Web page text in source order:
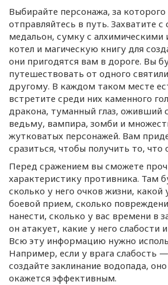
Выбирайте персонажа, за
отправляйтесь в путь. Захватите
медальон, сумку с алхимическими
котел и магическую книгу для
они пригодятся вам в дороге. Вы
путешествовать от одного
другому. В каждом таком месте
встретите среди них каменного
дракона, туманный глаз, оживший
ведьму, вампира, зомби и
жутковатых персонажей. Вам
сразиться, чтобы получить то, что
Перед сражением вы сможете
характеристику противника. Там
сколько у него очков жизни,
боевой прием, сколько
нанести, сколько у вас времени в
он атакует, какие у него слабости
Всю эту информацию нужно
Например, если у врага слабость
создайте заклинание водопада,
окажется эффективным.